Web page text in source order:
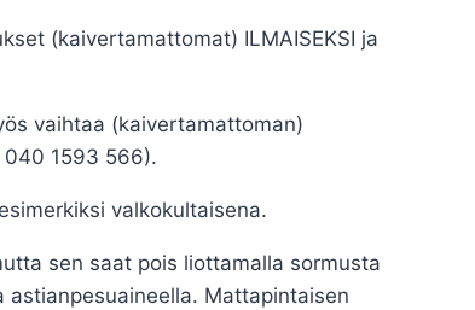
(kaivertamattomat) ILMAISEKSI ja
vaihtaa (kaivertamattoman)
040 1593 566).
valkokultaisena.
sen saat pois liottamalla sormusta
astianpesuaineella. Mattapintaisen